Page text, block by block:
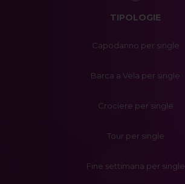
TIPOLOGIE
Capodanno per single
Barca a Vela per single
Crociere per single
Tour per single
Fine settimana per single